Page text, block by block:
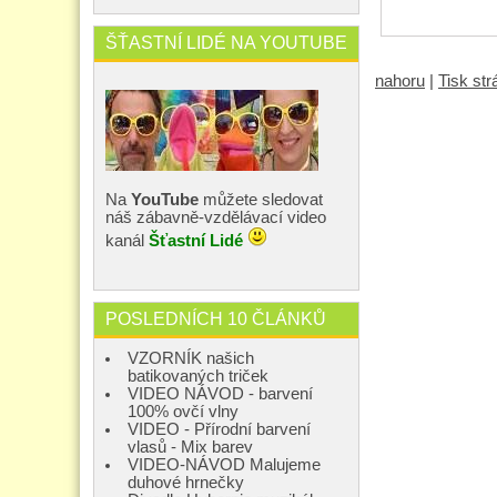
nahoru Tisk
ŠŤASTNÍ LIDÉ NA YOUTUBE
Na YouTube můžete sledovat
náš zábavně-vzdělávací video
kanál Šťastní Lidé
POSLEDNÍCH 10 ČLÁNKŮ
VZORNÍK našich
batikovaných triček
VIDEO NÁVOD - barvení
100% ovčí vlny
VIDEO - Přírodní barvení
vlasů - Mix barev
VIDEO-NÁVOD Malujeme
duhové hrnečky